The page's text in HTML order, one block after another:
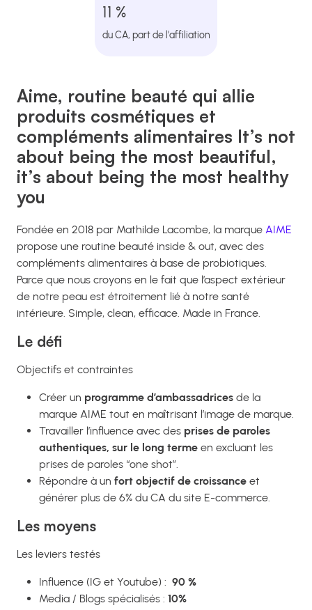
11 %
du CA, part de l'affiliation
Aime, routine beauté qui allie
produits cosmétiques et
compléments alimentaires It’s not
about being the most beautiful,
it’s about being the most healthy
you
Fondée en 2018 par Mathilde Lacombe, la marque AIME
propose une routine beauté inside & out, avec des
compléments alimentaires à base de probiotiques.
Parce que nous croyons en le fait que l’aspect extérieur
de notre peau est étroitement lié à notre santé
intérieure. Simple, clean, efficace. Made in France.
Le défi
Objectifs et contraintes
Créer un programme d’ambassadrices de la
marque AIME tout en maîtrisant l’image de marque.
Travailler l’influence avec des prises de paroles
authentiques, sur le long terme en excluant les
prises de paroles “one shot”.
Répondre à un fort objectif de croissance et
générer plus de 6% du CA du site E-commerce.
Les moyens
Les leviers testés
Influence (IG et Youtube) : 90 %
Media / Blogs spécialisés : 10%